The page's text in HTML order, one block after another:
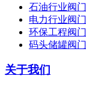
石油行业阀门
电力行业阀门
环保工程阀门
码头储罐阀门
关于我们